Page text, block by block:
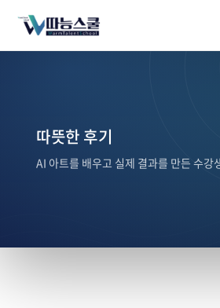
따뜻한 후기
AI 아트를 배우고 실제 결과를 만든 수강